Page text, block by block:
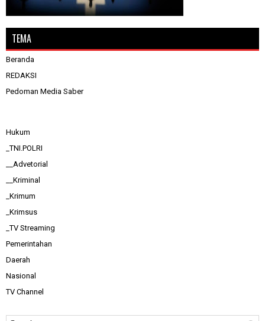
TEMA
Beranda
REDAKSI
Pedoman Media Saber
Hukum
_TNI.POLRI
__Advetorial
__Kriminal
_Krimum
_Krimsus
_TV Streaming
Pemerintahan
Daerah
Nasional
TV Channel